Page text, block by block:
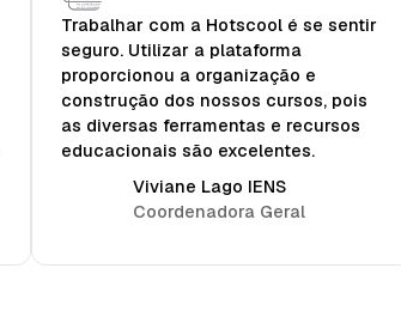
Trabalhar com a Hotscool é se sentir
seguro. Utilizar a plataforma
proporcionou a organização e
construção dos nossos cursos, pois
as diversas ferramentas e recursos
educacionais são excelentes.
Viviane Lago IENS
Coordenadora Geral